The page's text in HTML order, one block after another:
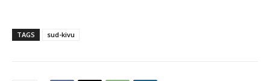
TAGS sud-kivu